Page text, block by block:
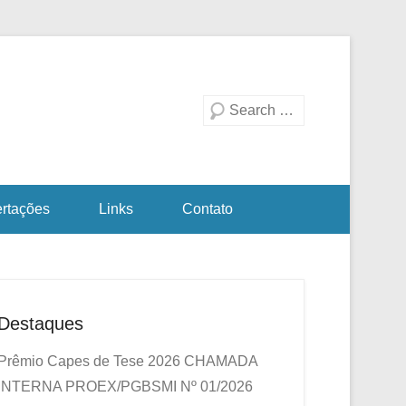
Investigativa
Pesquisa
Links Contato
Prêmio Capes de Tese 2026 CHAMADA
INTERNA PROEX/PGBSMI Nº 01/2026